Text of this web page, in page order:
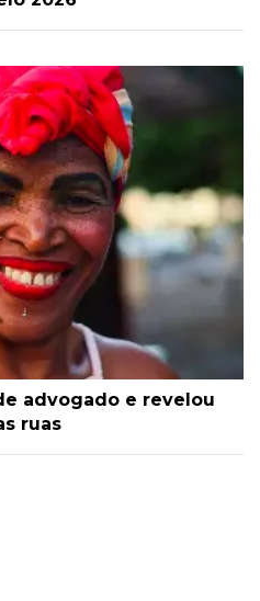
advogado e revelou
ruas